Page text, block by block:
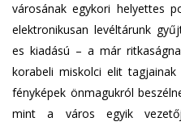
városának egykori helyettes
elektronikusan levéltárunk
es kiadású – a már
korabeli miskolci elit
fényképek önmagukról
mint a város egyik